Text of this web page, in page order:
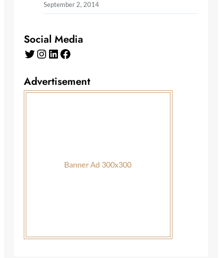
September 2, 2014
Social Media
Twitter Instagram LinkedIn Facebook
Advertisement